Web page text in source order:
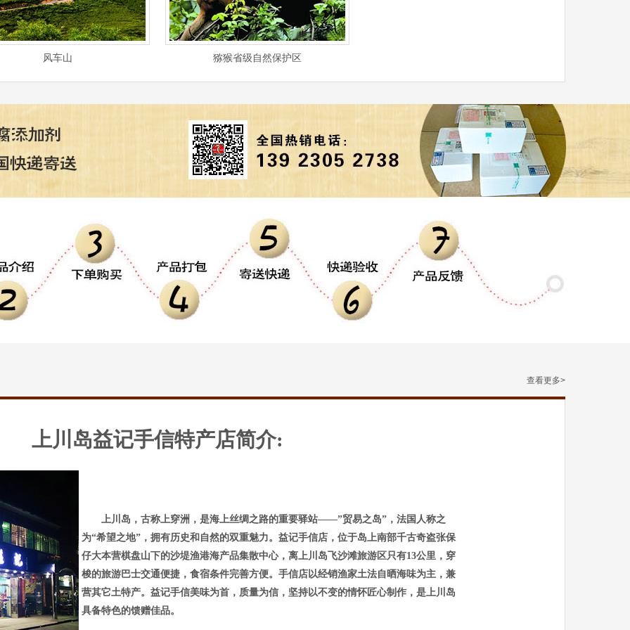
风车山 猕猴省级自然保护区
查看更多>
上川岛益记手信特产店简介:
上川岛，古称上穿洲，是海上丝绸之路的重要驿站——”贸易之岛”，法国人称之
为“希望之地”，拥有历史和自然的双重魅力。益记手信店，位于岛上南部千古奇盗张保
仔大本营棋盘山下的沙堤渔港海产品集散中心，离上川岛飞沙滩旅游区只有13公里，穿
梭的旅游巴士交通便捷，食宿条件完善方便。手信店以经销渔家土法自晒海味为主，兼
营其它土特产。益记手信美味为首，质量为信，坚持以不变的情怀匠心制作，是上川岛
具备特色的馈赠佳品。